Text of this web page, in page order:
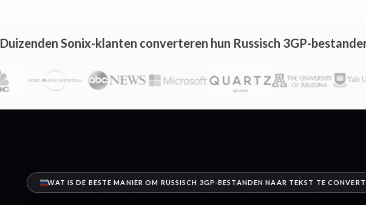
Duizenden Sonix-klanten converteren hun Russisch 3GP-
WAT IS DE BESTE MANIER OM RUSSISCH 3GP-BESTANDEN NAAR TEKST TE